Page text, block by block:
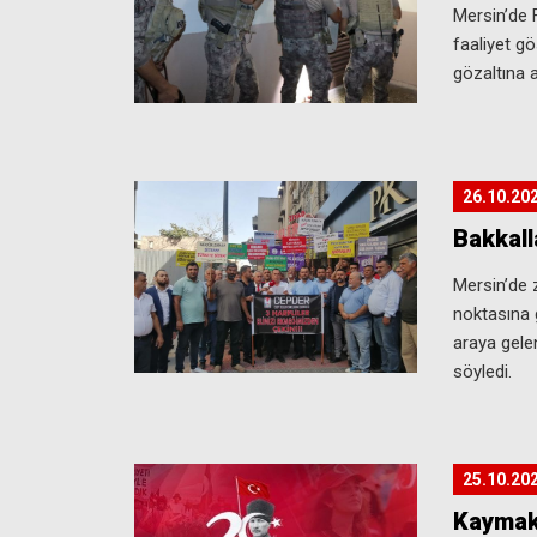
Mersin’de
faaliyet
gözaltına
noktasına
araya
söyledi.